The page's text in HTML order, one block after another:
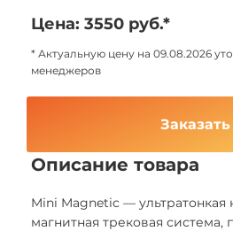
Цена: 3550 руб.*
* Актуальную цену на 09.08.2026
менеджеров
Заказать
Описание товара
Mini Magnetic — ультратонкая
магнитная трековая система,